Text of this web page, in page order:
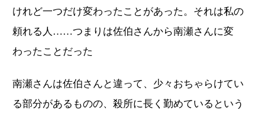
けれど一つだけ変わったことがあった。それは私の
頼れる人……つまりは佐伯さんから南瀬さんに変
わったことだった
南瀬さんは佐伯さんと違って、少々おちゃらけてい
る部分があるものの、殺所に長く勤めているという